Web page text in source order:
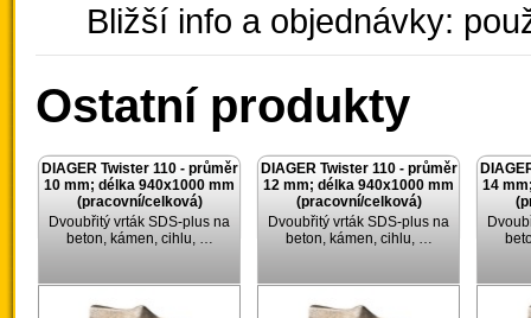
Bližší info a objednávky:
Ostatní produkty
DIAGER Twister 110 - průměr
10 mm; délka 940x1000 mm
(pracovní/celková)
Dvoubřitý vrták SDS-plus na
beton, kámen, cihlu, …
DIAGER Twister 110 - průměr
12 mm; délka 940x1000 mm
(pracovní/celková)
Dvoubřitý vrták SDS-plus na
beton, kámen, cihlu, …
14